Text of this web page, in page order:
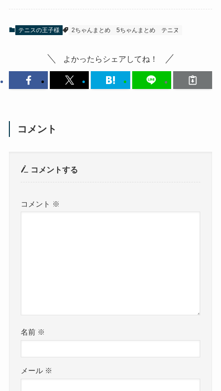
テニスの王子様 2ちゃんまとめ 5ちゃんまとめ テニヌ
よかったらシェアしてね！
コメント
コメントする
コメント ※
名前 ※
メール ※